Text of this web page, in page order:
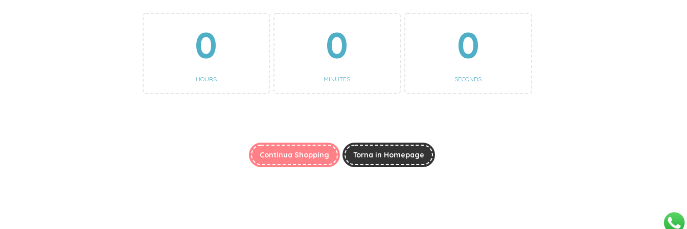
0
HOURS
0
MINUTES
0
SECONDS
Continua Shopping Torna in Homepage